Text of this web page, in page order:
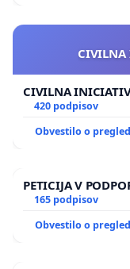
CIVILNA
CIVILNA
420 podpisov
Obvestilo o
PETICIJA V
165 podpisov
Obvestilo o